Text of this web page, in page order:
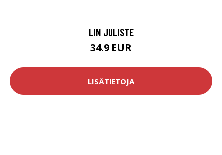
LIN JULISTE
34.9 EUR
LISÄTIETOJA